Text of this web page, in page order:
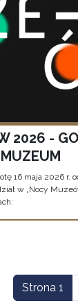
2026 -
16 maja 2026 r.
w „Nocy
Strona 1